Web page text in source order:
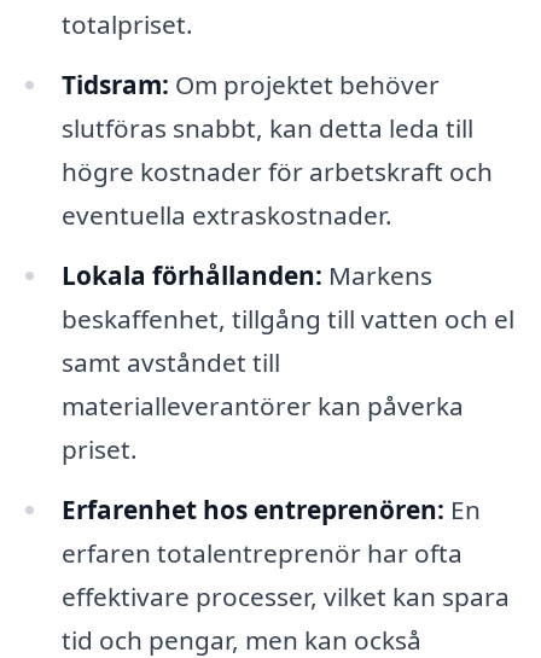
totalpriset.
Tidsram: Om projektet behöver
slutföras snabbt, kan detta leda till
högre kostnader för arbetskraft och
eventuella extraskostnader.
Lokala förhållanden: Markens
beskaffenhet, tillgång till vatten och el
samt avståndet till
materialleverantörer kan påverka
priset.
Erfarenhet hos entreprenören: En
erfaren totalentreprenör har ofta
effektivare processer, vilket kan spara
tid och pengar, men kan också